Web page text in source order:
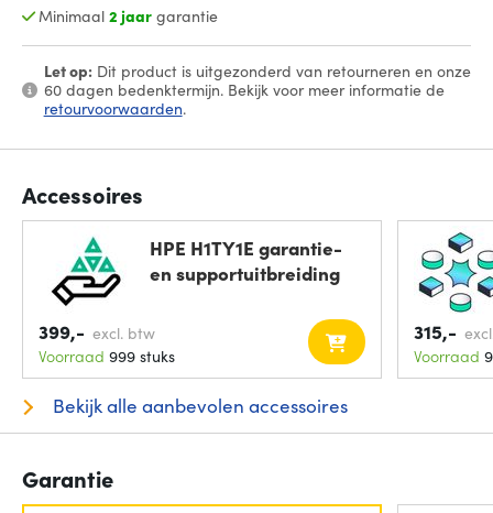
Minimaal 2 jaargarantie
Let op:Dit product is uitgezonderd van retourneren en onze
60 dagen bedenktermijn. Bekijk voor meer informatie de
retourvoorwaarden.
Accessoires
HPE H1TY1E garantie-
en supportuitbreiding
399,- excl. btw
Voorraad 999 stuks
315,-
Voorraad
Bekijk alle aanbevolen accessoires
Garantie